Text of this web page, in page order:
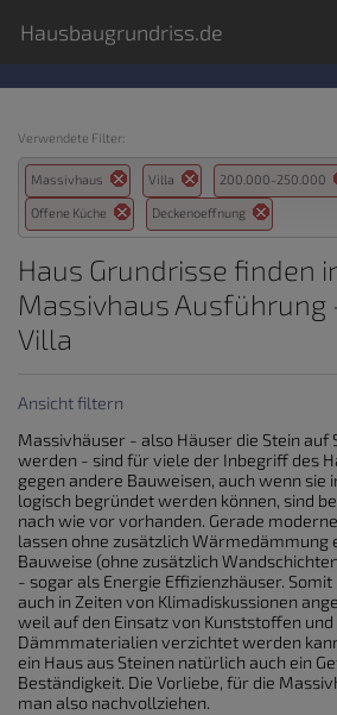
Hausbaugrundriss.de
Verwendete Filter:
Massivhaus Villa 200.000-250.000
Offene Küche Deckenoeffnung
Haus Grundrisse finden
Massivhaus Ausführung
Villa
Ansicht filtern
Massivhäuser - also Häuser die Stein auf
werden - sind für viele der Inbegriff des
gegen andere Bauweisen, auch wenn sie
logisch begründet werden können, sind
nach wie vor vorhanden. Gerade
lassen ohne zusätzlich Wärmedämmung
Bauweise (ohne zusätzlich
- sogar als Energie Effizienzhäuser.
auch in Zeiten von Klimadiskussionen
weil auf den Einsatz von Kunststoffen
Dämmmaterialien verzichtet werden
ein Haus aus Steinen natürlich auch ein
Beständigkeit. Die Vorliebe, für die
man also nachvollziehen.